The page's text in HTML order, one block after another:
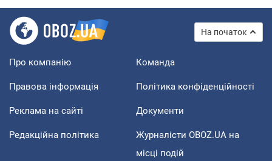
На початок
Про компанію Команда
Правова інформація Політика конфіденційності
Реклама на сайті Документи
Редакційна політика
Журналісти OBOZ.UA на
місці подій